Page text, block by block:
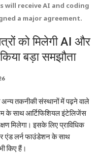
receive AI and coding
a major agreement.
को मिलेगी AI और
बड़ा समझौता
तकनीकी संस्थानों में पढ़ने वाले
के साथ आर्टिफिशियल इंटेलिजेंस
मिलेगा। इसके लिए प्राविधिक
एंड लर्न फाउंडेशन के साथ
किए हैं।